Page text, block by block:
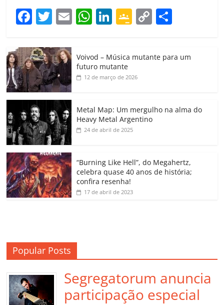
F
c
e
b
o
o
k
T
itt
er
E
ai
W
at
s
A
p
Li
k
e
dI
G
gl
e
a
ss
o
m
C
y
k
p
h
Voivod – Música mutante para um
futuro mutante
12 de março de 2026
Metal Map: Um mergulho na alma do
Heavy Metal Argentino
24 de abril de 2025
“Burning Like Hell”, do Megahertz,
celebra quase 40 anos de história;
confira resenha!
17 de abril de 2023
Popular Posts
Segregatorum anuncia
participação especial